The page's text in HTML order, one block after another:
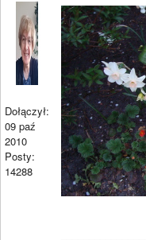
Dołączył:
09 paź
2010
Posty:
14288